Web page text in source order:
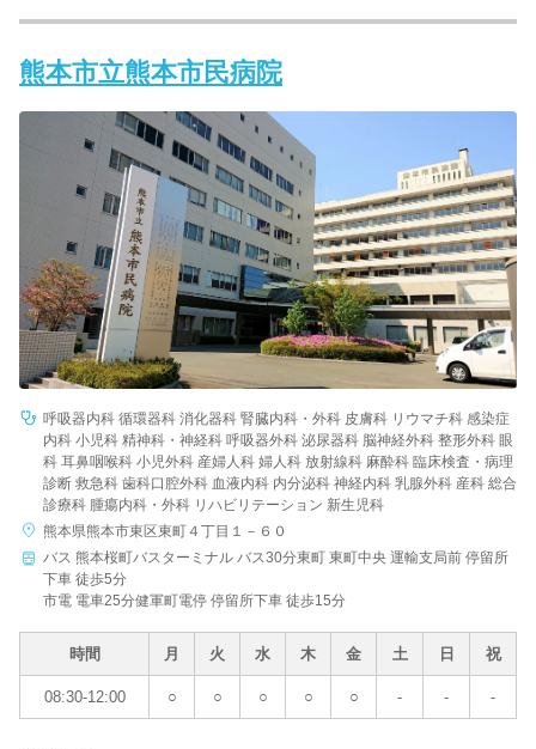
熊本市立熊本市民病院
呼吸器内科 循環器科 消化器科 腎臓内科・外科 皮膚科 リウマチ科 感染症
内科 小児科 精神科・神経科 呼吸器外科 泌尿器科 脳神経外科 整形外科 眼
科 耳鼻咽喉科 小児外科 産婦人科 婦人科 放射線科 麻酔科 臨床検査・病理
診断 救急科 歯科口腔外科 血液内科 内分泌科 神経内科 乳腺外科 産科 総合
診療科 腫瘍内科・外科 リハビリテーション 新生児科
熊本県熊本市東区東町４丁目１－６０
バス 熊本桜町バスターミナル バス30分東町 東町中央 運輸支局前 停留所
下車 徒歩5分
市電 電車25分健軍町電停 停留所下車 徒歩15分
時間 月 火 水 木 金 土 日 祝
08:30-12:00 ○ ○ ○ ○ ○ - - -